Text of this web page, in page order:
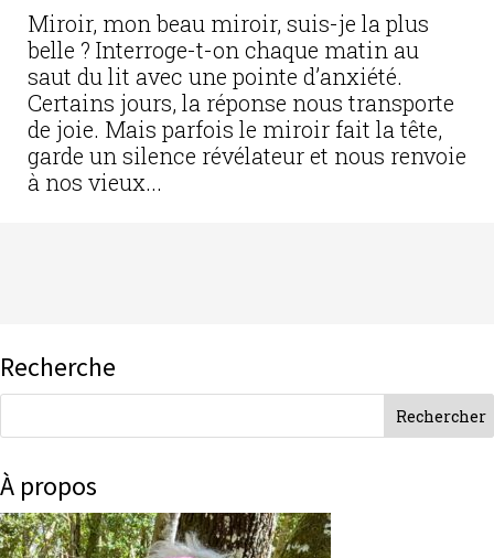
Miroir, mon beau miroir, suis-je la plus
belle ? Interroge-t-on chaque matin au
saut du lit avec une pointe d’anxiété.
Certains jours, la réponse nous transporte
de joie. Mais parfois le miroir fait la tête,
garde un silence révélateur et nous renvoie
à nos vieux...
Recherche
À propos